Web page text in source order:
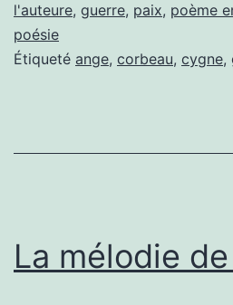
l'auteure, guerre, paix, poème
poésie
Étiqueté ange, corbeau, cygne,
La mélodie de